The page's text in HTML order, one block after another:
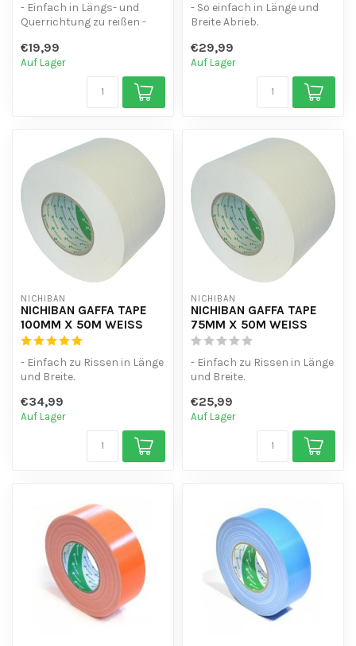
- Einfach in Längs- und
Querrichtung zu reißen -
beim E...
€19,99
Auf Lager
- So einfach in Länge und
Breite Abrieb.
- hinterlässt keine Kl...
€29,99
Auf Lager
NICHIBAN
NICHIBAN GAFFA TAPE
100MM X 50M WEISS
- Einfach zu Rissen in Länge
und Breite.
- hinterlässt keine Kl...
€34,99
Auf Lager
NICHIBAN
NICHIBAN GAFFA TAPE
75MM X 50M WEISS
- Einfach zu Rissen in Länge
und Breite.
- hinterlässt keine Kl...
€25,99
Auf Lager